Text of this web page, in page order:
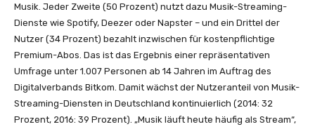
Musik. Jeder Zweite (50 Prozent) nutzt dazu Musik-Streaming-
Dienste wie Spotify, Deezer oder Napster – und ein Drittel der
Nutzer (34 Prozent) bezahlt inzwischen für kostenpflichtige
Premium-Abos. Das ist das Ergebnis einer repräsentativen
Umfrage unter 1.007 Personen ab 14 Jahren im Auftrag des
Digitalverbands Bitkom. Damit wächst der Nutzeranteil von Musik-
Streaming-Diensten in Deutschland kontinuierlich (2014: 32
Prozent, 2016: 39 Prozent). „Musik läuft heute häufig als Stream“,